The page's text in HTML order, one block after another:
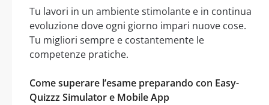
Tu lavori in un ambiente stimolante e in continua
evoluzione dove ogni giorno impari nuove cose.
Tu migliori sempre e costantemente le
competenze pratiche.
Come superare l’esame preparando con Easy-
Quizzz Simulator e Mobile App